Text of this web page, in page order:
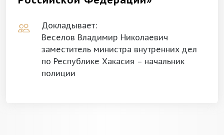
Докладывает:
Веселов Владимир Николаевич
заместитель министра внутренних дел
по Республике Хакасия – начальник
полиции